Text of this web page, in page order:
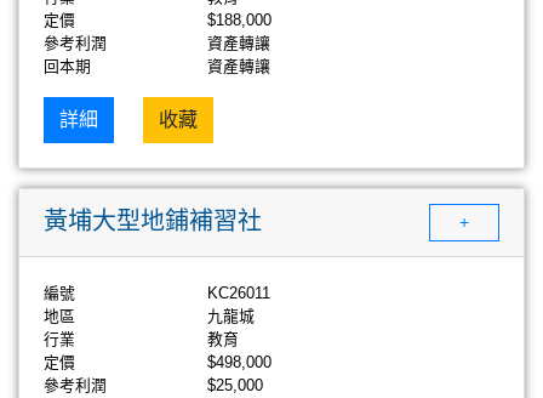
定價
$188,000
參考利潤
資產轉讓
回本期
資產轉讓
詳細 收藏
黃埔大型地鋪補習社 +
編號
KC26011
地區
九龍城
行業
教育
定價
$498,000
參考利潤
$25,000